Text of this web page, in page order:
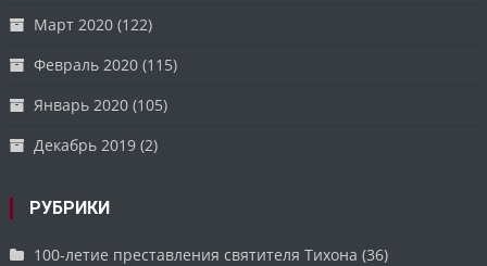
Март 2020 (122)
Февраль 2020 (115)
Январь 2020 (105)
Декабрь 2019 (2)
РУБРИКИ
100-летие преставления святителя Тихона (36)